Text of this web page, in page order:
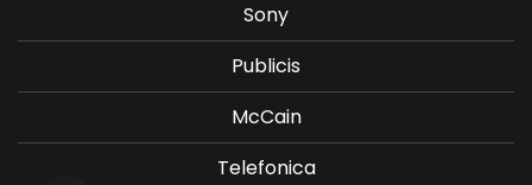
Sony
Publicis
McCain
Telefonica